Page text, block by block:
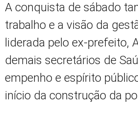
A conquista de sábado
trabalho e a visão da
liderada pelo ex-prefeito,
demais secretários de
empenho e espírito
início da construção da